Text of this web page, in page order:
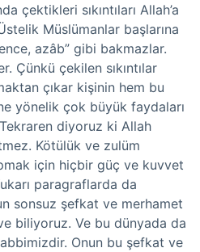
çektikleri sıkıntıları Allah’a
Müslümanlar başlarına
azâb” gibi bakmazlar.
Çünkü çekilen sıkıntılar
çıkar kişinin hem bu
yönelik çok büyük faydaları
diyoruz ki Allah
Kötülük ve zulüm
için hiçbir güç ve kuvvet
paragraflarda da
sonsuz şefkat ve merhamet
biliyoruz. Ve bu dünyada da
Onun bu şefkat ve